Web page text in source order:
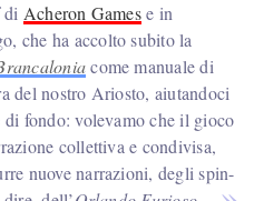
di Acheron Gamese in
che ha accolto subito la
come manuale di
del nostro Ariosto, aiutandoci
fondo: volevamo che il gioco
collettiva e condivisa,
nuove narrazioni, degli spin-